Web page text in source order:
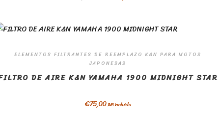
ELEMENTOS FILTRANTES DE REEMPLAZO K&N PARA MOTOS
JAPONESAS
DE AIRE K&N YAMAHA 1900 MIDNIGHT STAR
€75,00IVA incluido